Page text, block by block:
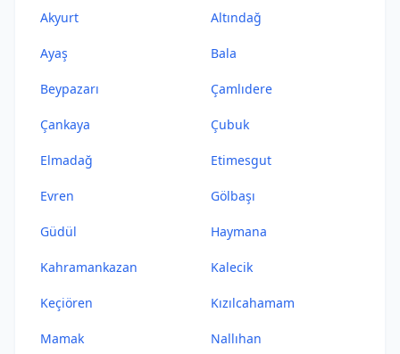
Akyurt Altındağ
Ayaş Bala
Beypazarı Çamlıdere
Çankaya Çubuk
Elmadağ Etimesgut
Evren Gölbaşı
Güdül Haymana
Kahramankazan Kalecik
Keçiören Kızılcahamam
Mamak Nallıhan